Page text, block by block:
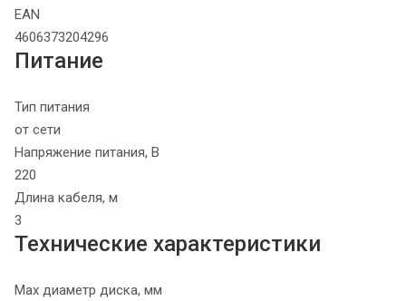
EAN
4606373204296
Питание
Тип питания
от сети
Напряжение питания, В
220
Длина кабеля, м
3
Технические характеристики
Max диаметр диска, мм